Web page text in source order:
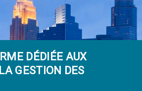
DÉDIÉE AUX
GESTION DES